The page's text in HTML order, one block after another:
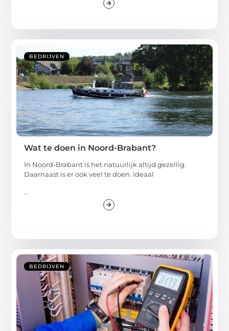
BEDRIJVEN
Wat te doen in Noord-Brabant?
In Noord-Brabant is het natuurlijk altijd gezellig.
Daarnaast is er ook veel te doen. Ideaal
...
BEDRIJVEN